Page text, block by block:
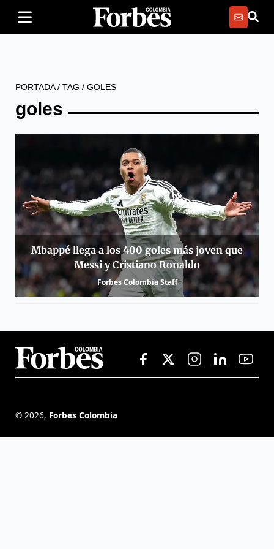
PORTADA/ TAG / GOLES
goles
Mbappé llega a los 400 goles más joven que
Messi y Cristiano Ronaldo
Forbes Colombia Staff
© 2026, Forbes Colombia